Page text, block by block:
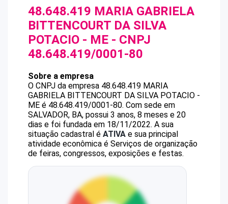
48.648.419 MARIA GABRIELA
BITTENCOURT DA SILVA
POTACIO - ME - CNPJ
48.648.419/0001-80
Sobre a empresa
O CNPJ da empresa 48.648.419 MARIA
GABRIELA BITTENCOURT DA SILVA POTACIO -
ME é 48.648.419/0001-80. Com sede em
SALVADOR, BA, possui 3 anos, 8 meses e 20
dias e foi fundada em 18/11/2022. A sua
situação cadastral é ATIVA e sua principal
atividade econômica é Serviços de organização
de feiras, congressos, exposições e festas.